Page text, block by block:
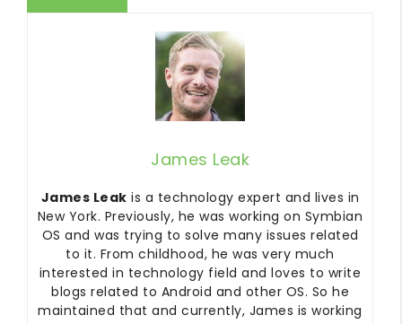
James Leak
James Leak is a technology expert and lives in
New York. Previously, he was working on Symbian
OS and was trying to solve many issues related
to it. From childhood, he was very much
interested in technology field and loves to write
blogs related to Android and other OS. So he
maintained that and currently, James is working